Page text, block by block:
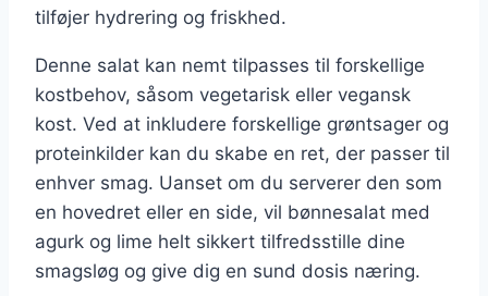
tilføjer hydrering og friskhed.
Denne salat kan nemt tilpasses til forskellige
kostbehov, såsom vegetarisk eller vegansk
kost. Ved at inkludere forskellige grøntsager og
proteinkilder kan du skabe en ret, der passer til
enhver smag. Uanset om du serverer den som
en hovedret eller en side, vil bønnesalat med
agurk og lime helt sikkert tilfredsstille dine
smagsløg og give dig en sund dosis næring.